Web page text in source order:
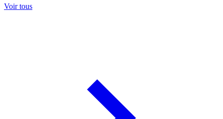
Voir tous